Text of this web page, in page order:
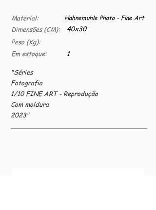
Material:
Dimensões (CM):
Peso (Kg):
Em estoque:
Hahnemuhle Photo - Fine Art
40x30
1
"Séries
Fotografia
1/10 FINE ART - Reprodução
Com moldura
2023"